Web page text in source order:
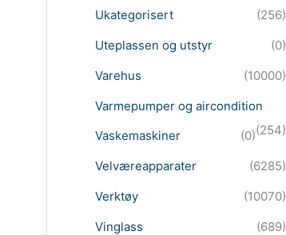
Ukategorisert
(256)
Uteplassen og utstyr
(0)
Varehus
(10000)
Varmepumper og aircondition
(254)
Vaskemaskiner
(0)
Velværeapparater
(6285)
Verktøy
(10070)
Vinglass
(689)